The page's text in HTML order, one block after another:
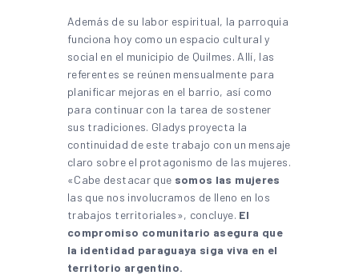
Además de su labor espiritual, la parroquia
funciona hoy como un espacio cultural y
social en el municipio de Quilmes. Allí, las
referentes se reúnen mensualmente para
planificar mejoras en el barrio, así como
para continuar con la tarea de sostener
sus tradiciones. Gladys proyecta la
continuidad de este trabajo con un mensaje
claro sobre el protagonismo de las mujeres.
«Cabe destacar que somos las mujeres
las que nos involucramos de lleno en los
trabajos territoriales», concluye. El
compromiso comunitario asegura que
la identidad paraguaya siga viva en el
territorio argentino.